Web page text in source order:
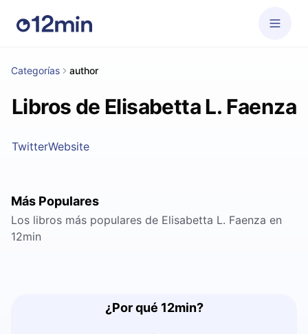
Categorías author
Libros de Elisabetta L. Faenza
TwitterWebsite
Más Populares
Los libros más populares de Elisabetta L. Faenza en
12min
¿Por qué 12min?